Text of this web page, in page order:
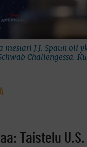
mestari J.J. Spaun oli
Challengessa.
Taistelu U.S.